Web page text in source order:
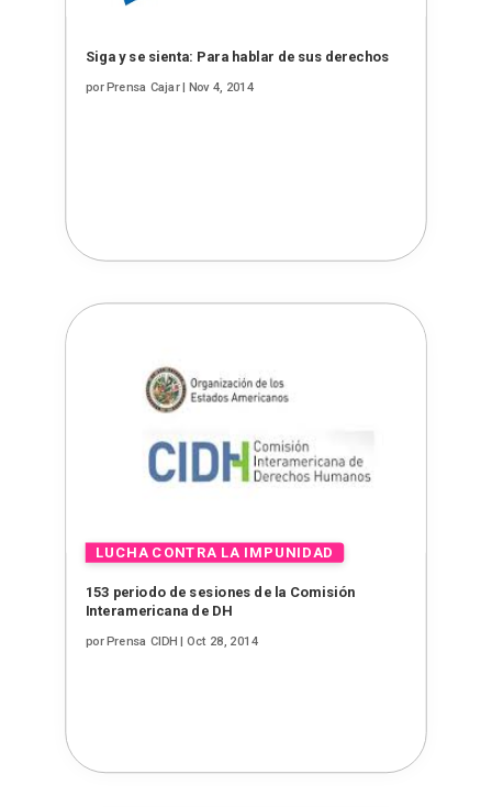
Siga y se sienta: Para hablar de sus derechos
porPrensa Cajar| Nov 4, 2014
153 periodo de sesiones de la Comisión
Interamericana de DH
porPrensa CIDH | Oct 28, 2014